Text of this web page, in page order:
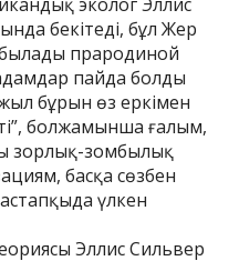
бекітеді, бұл Жер
прародиной
пайда болды
бұрын өз еркімен
болжамынша ғалым,
зорлық-зомбылық
басқа сөзбен
үлкен
Эллис Сильвер